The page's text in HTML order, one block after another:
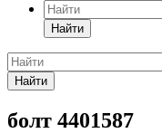
Найти
Найти
болт 4401587